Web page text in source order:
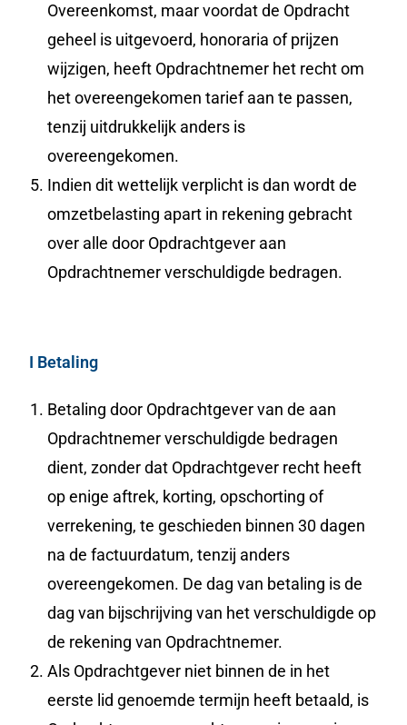
Overeenkomst, maar voordat de Opdracht
geheel is uitgevoerd, honoraria of prijzen
wijzigen, heeft Opdrachtnemer het recht om
het overeengekomen tarief aan te passen,
tenzij uitdrukkelijk anders is
overeengekomen.
Indien dit wettelijk verplicht is dan wordt de
omzetbelasting apart in rekening gebracht
over alle door Opdrachtgever aan
Opdrachtnemer verschuldigde bedragen.
I Betaling
Betaling door Opdrachtgever van de aan
Opdrachtnemer verschuldigde bedragen
dient, zonder dat Opdrachtgever recht heeft
op enige aftrek, korting, opschorting of
verrekening, te geschieden binnen 30 dagen
na de factuurdatum, tenzij anders
overeengekomen. De dag van betaling is de
dag van bijschrijving van het verschuldigde op
de rekening van Opdrachtnemer.
Als Opdrachtgever niet binnen de in het
eerste lid genoemde termijn heeft betaald, is